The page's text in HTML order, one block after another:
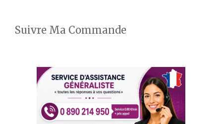
Suivre Ma Commande